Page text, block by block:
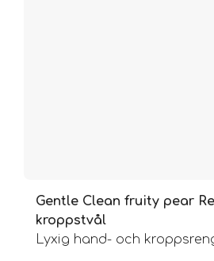
Gentle Clean fruity pear
kroppstvål
Lyxig hand- och